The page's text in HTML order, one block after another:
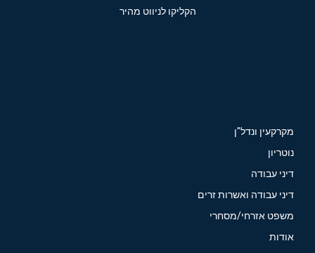
הקליקו לניווט מהיר
מקרקעין ונדל"ן
נוטריון
דיני עבודה
דיני עבודה ואשרות זרים
משפט אזרחי/מסחרי
אודות